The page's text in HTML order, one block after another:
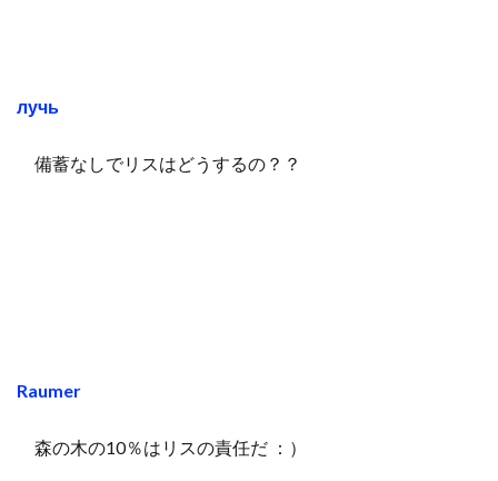
лучь
備蓄なしでリスはどうするの？？
Raumer
森の木の10％はリスの責任だ ：）